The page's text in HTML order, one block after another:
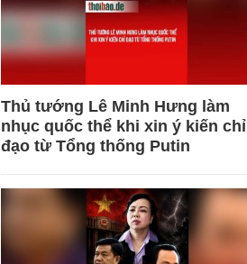
Thủ tướng Lê Minh Hưng làm
nhục quốc thể khi xin ý kiến chỉ
đạo từ Tổng thống Putin